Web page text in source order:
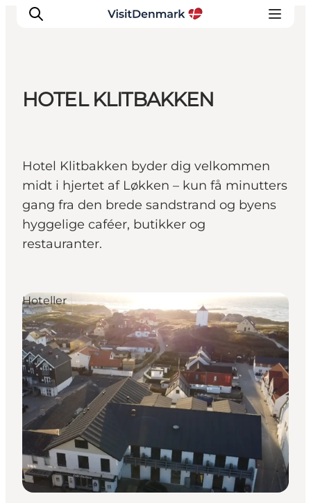
Oplevelser
Overnatning
Planlæg ferien
HOTEL KLITBAKKEN
Hotel Klitbakken byder dig velkommen
midt i hjertet af Løkken – kun få minutters
gang fra den brede sandstrand og byens
hyggelige caféer, butikker og
restauranter.
Hoteller